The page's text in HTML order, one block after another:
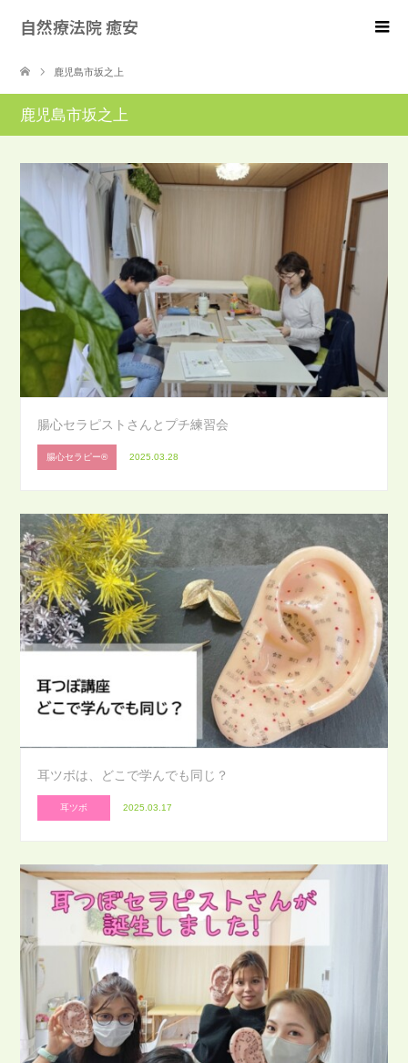
自然療法院 癒安
鹿児島市坂之上
鹿児島市坂之上
腸心セラピストさんとプチ練習会
腸心セラピー® 2025.03.28
耳ツボは、どこで学んでも同じ？
耳ツボ 2025.03.17